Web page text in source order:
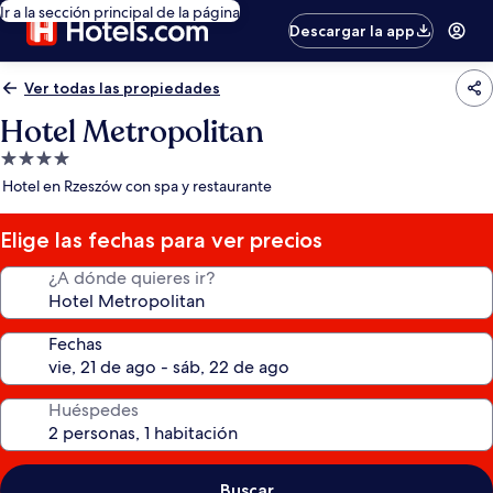
Ir a la sección principal de la página
Descargar la app
Ver todas las propiedades
Hotel Metropolitan
Propiedad
de
estrellas
Hotel en Rzeszów con spa y restaurante
Elige las fechas para ver precios
¿A dónde quieres ir?
Fechas
Huéspedes